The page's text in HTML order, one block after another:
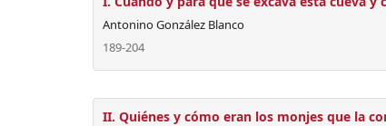
Antonino González Blanco
189-204
II. Quiénes y cómo eran los monjes que la